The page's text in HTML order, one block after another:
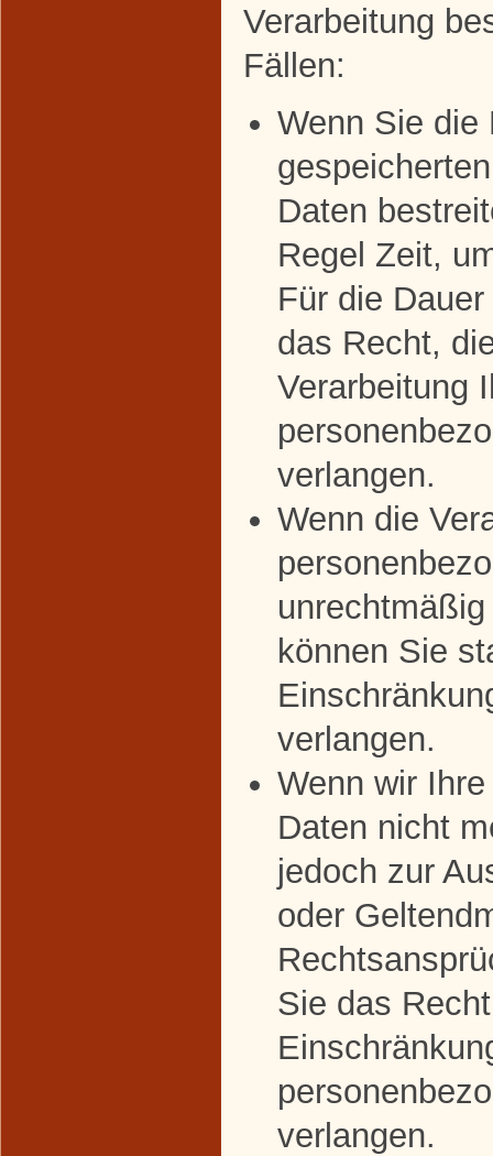
Verarbeitung
Fällen:
Wenn Sie die
Daten
Regel Zeit,
Für die
das Recht,
Verarbeitung
verlangen.
Wenn die
können Sie
verlangen.
Wenn wir
Daten nicht
jedoch zur
oder
Sie das
verlangen.